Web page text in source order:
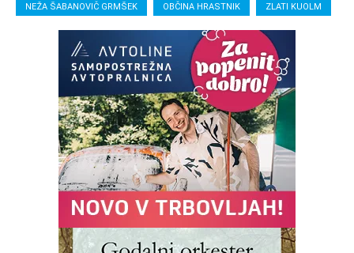
NEŽA ŠABANOVIČ GRMŠEK OBČINA HRASTNIK ZLATI KUOLM